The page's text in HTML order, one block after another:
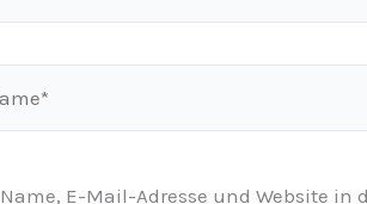
Name, E-Mail-Adresse und Website